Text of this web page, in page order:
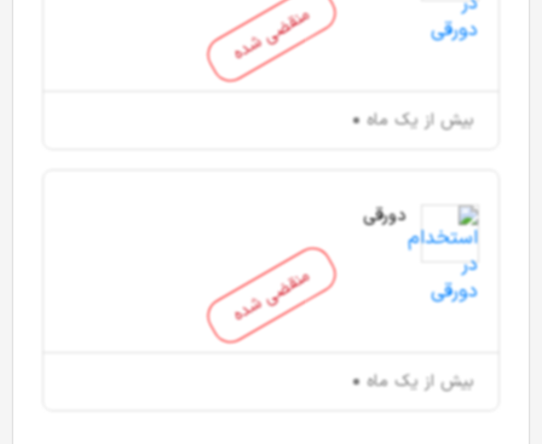
منقضی شده
بیش از یک ماه
منقضی شده
دورقی
بیش از یک ماه